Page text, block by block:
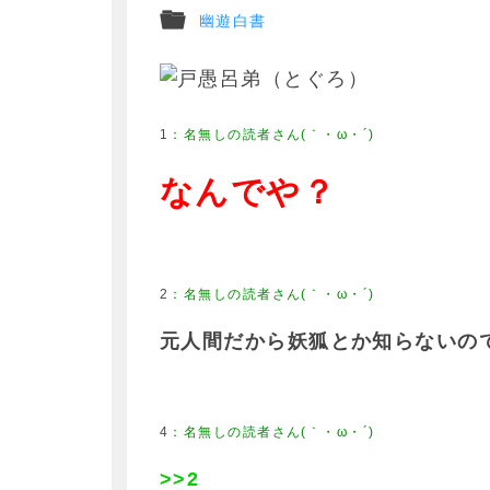
幽遊白書
1
なんでや？
2
元人間だから妖狐とか知らないの
4
>>2